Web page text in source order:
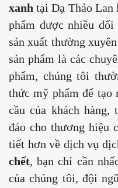
xanh tại Dạ Thảo Lan
phẩm được nhiều
sản xuất thường
sản phẩm là các
phẩm, chúng tôi
thức mỹ phẩm để tạo
cầu của khách hàng,
đáo cho thương hiệu
tiết hơn về dịch vụ
chết, bạn chỉ cần
của chúng tôi, đội